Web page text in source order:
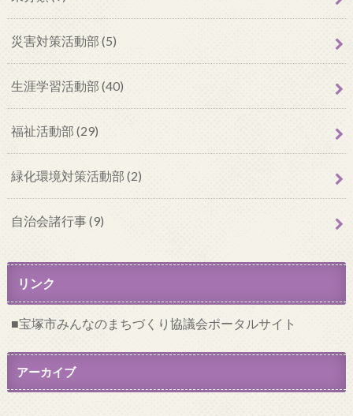
災害対策活動部 (5)
生涯学習活動部 (40)
福祉活動部 (29)
緑化環境対策活動部 (2)
自治会諸行事 (9)
リンク
宝塚市みんなのまちづくり協議会ポータルサイト
アーカイブ